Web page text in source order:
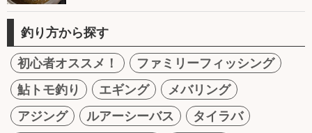
釣り方から探す
初心者オススメ！
ファミリーフィッシング
鮎トモ釣り
エギング
メバリング
アジング
ルアーシーバス
タイラバ